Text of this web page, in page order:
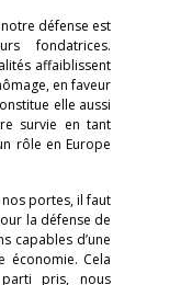
défense est
fondatrices.
affaiblissent
en faveur
elle aussi
survie en tant
rôle en Europe
portes, il faut
la défense de
capables d’une
économie. Cela
pris, nous